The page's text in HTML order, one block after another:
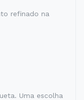
refinado na
Uma escolha